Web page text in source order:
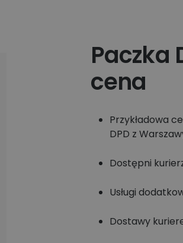
Paczka
cena
Przykładowa
DPD z
Dostępni
Usługi
Dostawy